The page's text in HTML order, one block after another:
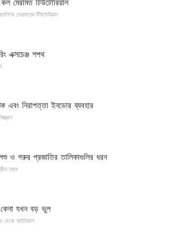
কল মেরামত টিউটোরিয়াল
মেরামতের টিউটোরিয়াল
এক্সচেঞ্জ শপথ
এবং নিরাপত্তা ইনডোর ব্যবহার
ও গরুর প্রজাতির তালিকাগুলির ধরন
তথ্য
কেনা যখন বড় ভুল
মেঝে আইডিয়াস